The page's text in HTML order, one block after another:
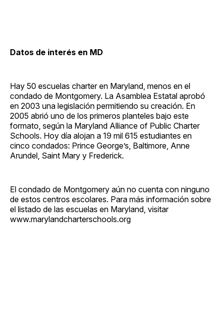
Datos de interés en MD
Hay 50 escuelas charter en Maryland, menos en el
condado de Montgomery. La Asamblea Estatal aprobó
en 2003 una legislación permitiendo su creación. En
2005 abrió uno de los primeros planteles bajo este
formato, según la Maryland Alliance of Public Charter
Schools. Hoy día alojan a 19 mil 615 estudiantes en
cinco condados: Prince George’s, Baltimore, Anne
Arundel, Saint Mary y Frederick.
El condado de Montgomery aún no cuenta con ninguno
de estos centros escolares. Para más información sobre
el listado de las escuelas en Maryland, visitar
www.marylandcharterschools.org